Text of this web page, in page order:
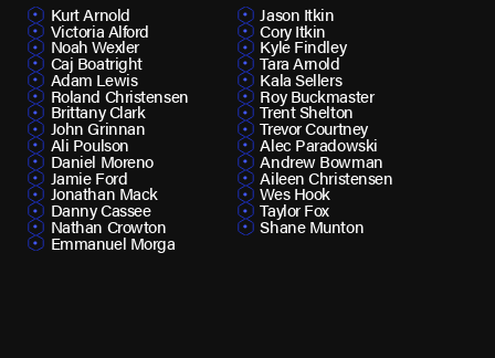
Kurt Arnold Jason Itkin
Victoria Alford Cory Itkin
Noah Wexler Kyle Findley
Caj Boatright Tara Arnold
Adam Lewis Kala Sellers
Roland Christensen Roy Buckmaster
Brittany Clark Trent Shelton
John Grinnan Trevor Courtney
Ali Poulson Alec Paradowski
Daniel Moreno Andrew Bowman
Jamie Ford Aileen Christensen
Jonathan Mack Wes Hook
Danny Cassee Taylor Fox
Nathan Crowton Shane Munton
Emmanuel Morga